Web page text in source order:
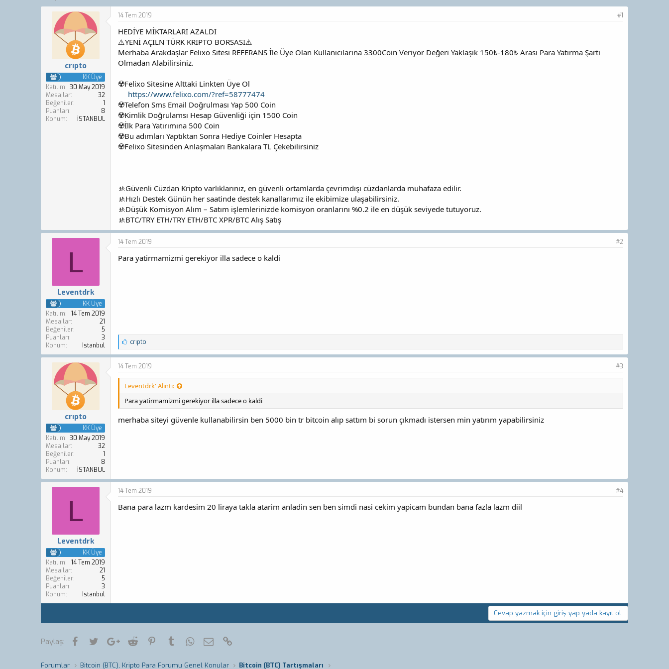
o
ş
l
a
t
a
n
a
ş
a
n
g
ı
ç
a
i
crıpto
KK Üye
Katılım
30 May 2019
Mesajlar
32
Beğeniler
1
Puanları
8
Konum
İSTANBUL
14 Tem 2019 #1
HEDİYE MİKTARLARI AZALDI
⚠️YENİ AÇILN TÜRK KRIPTO BORSASI⚠️
Merhaba Arakdaşlar Felixo Sitesi REFERANS İle Üye Olan Kullanıcılarına 3300Coin Veriyor Değeri Yaklaşık 150₺-180₺ Arası Para Yatırma Şartı
Olmadan Alabilirsiniz.
☢️Felixo Sitesine Alttaki Linkten Üye Ol
https://www.felixo.com/?ref=58777474
☢️Telefon Sms Email Doğrulması Yap 500 Coin
☢️Kimlik Doğrulamsı Hesap Güvenliği için 1500 Coin
☢️İlk Para Yatırımına 500 Coin
☢️Bu adımları Yaptıktan Sonra Hediye Coinler Hesapta
☢️Felixo Sitesinden Anlaşmaları Bankalara TL Çekebilirsiniz
🚸Güvenli Cüzdan Kripto varlıklarınız, en güvenli ortamlarda çevrimdışı cüzdanlarda muhafaza edilir.
🚸Hızlı Destek Günün her saatinde destek kanallarımız ile ekibimize ulaşabilirsiniz.
🚸Düşük Komisyon Alım – Satım işlemlerinizde komisyon oranlarını %0.2 ile en düşük seviyede tutuyoruz.
🚸BTC/TRY ETH/TRY ETH/BTC XPR/BTC Alış Satış
L
Leventdrk
KK Üye
Katılım
14 Tem 2019
Mesajlar
21
Beğeniler
5
Puanları
3
Konum
Istanbul
14 Tem 2019 #2
Para yatirmamizmi gerekiyor illa sadece o kaldi
B
e
ğ
e
l
r
crıpto
crıpto
KK Üye
Katılım
30 May 2019
Mesajlar
32
Beğeniler
1
Puanları
8
Konum
İSTANBUL
14 Tem 2019 #3
Leventdrk' Alıntı:
Para yatirmamizmi gerekiyor illa sadece o kaldi
merhaba siteyi güvenle kullanabilirsin ben 5000 bin tr bitcoin alıp sattım bi sorun çıkmadı istersen min yatırım yapabilirsiniz
L
Leventdrk
KK Üye
Katılım
14 Tem 2019
Mesajlar
21
Beğeniler
5
Puanları
3
Konum
Istanbul
14 Tem 2019 #4
Bana para lazm kardesim 20 liraya takla atarim anladin sen ben simdi nasi cekim yapicam bundan bana fazla lazm diil
Cevap yazmak için giriş yap yada kayıt ol.
Paylaş: FacebookTwitterGoogle+
Reddit PinterestTumblrWhatsApp
E-posta
Forumlar Bitcoin (BTC), Kripto Para Forumu Genel Konular Bitcoin (BTC) Tartışmaları